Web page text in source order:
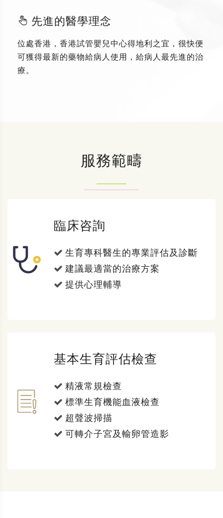
先進的醫學理念
位處香港，香港試管嬰兒中心得地利之宜，很快便
可獲得最新的藥物給病人使用，給病人最先進的治
療。
服務範疇
臨床咨詢
生育專科醫生的專業評估及診斷
建議最適當的治療方案
提供心理輔導
基本生育評估檢查
精液常規檢查
標準生育機能血液檢查
超聲波掃描
可轉介子宮及輸卵管造影